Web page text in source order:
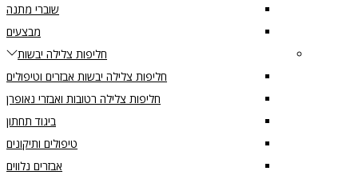
שוברי מתנה
מבצעים
חליפות צלילה יבשות
חליפות צלילה יבשות אבזרים וטיפולים
חליפות צלילה רטובות ואבזרי נאופרן
ביגוד תחתון
טיפולים ותיקונים
אבזרים נלווים